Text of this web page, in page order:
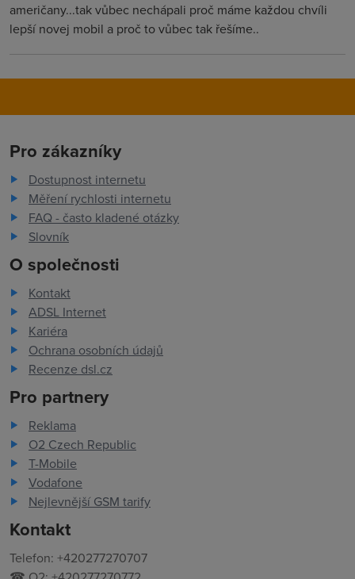
američany...tak vůbec nechápali proč máme každou chvíli
lepší novej mobil a proč to vůbec tak řešíme..
Pro zákazníky
Dostupnost internetu
Měření rychlosti internetu
FAQ - často kladené otázky
Slovník
O společnosti
Kontakt
ADSL Internet
Kariéra
Ochrana osobních údajů
Recenze dsl.cz
Pro partnery
Reklama
O2 Czech Republic
T-Mobile
Vodafone
Nejlevnější GSM tarify
Kontakt
Telefon: +420277270707